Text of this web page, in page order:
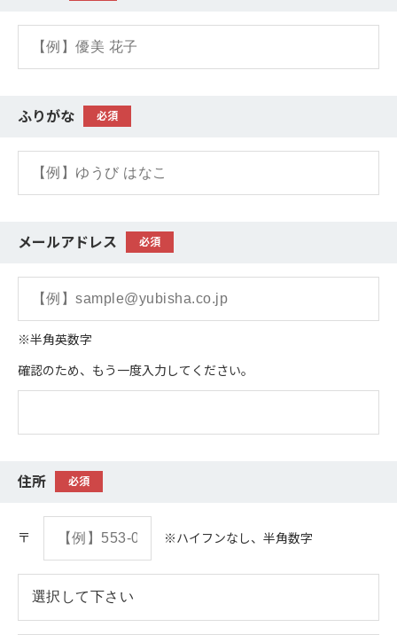
ふりがな 必須
メールアドレス 必須
※半角英数字
確認のため、もう一度入力してください。
住所 必須
〒 ※ハイフンなし、半角数字